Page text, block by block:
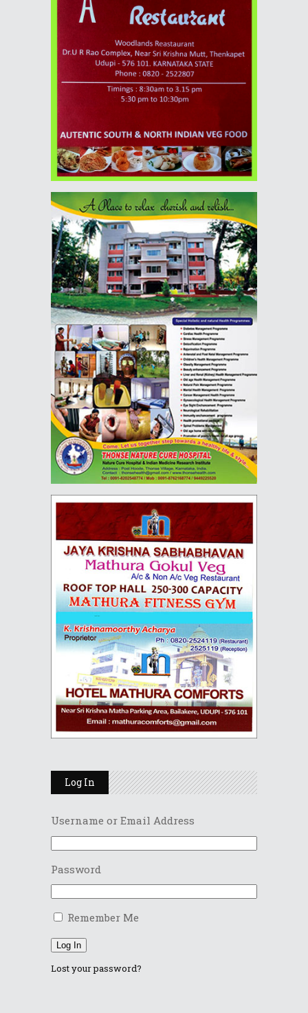
Log In
Username or Email Address
Password
Remember Me
Log In
Lost your password?